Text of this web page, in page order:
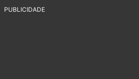
PUBLICIDADE